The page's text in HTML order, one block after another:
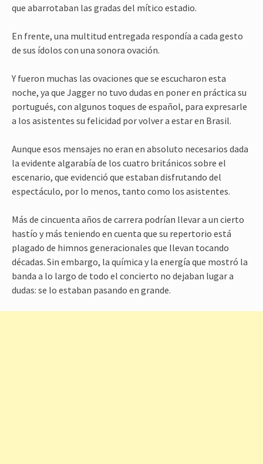
que abarrotaban las gradas del mítico estadio.
En frente, una multitud entregada respondía a cada gesto
de sus ídolos con una sonora ovación.
Y fueron muchas las ovaciones que se escucharon esta
noche, ya que Jagger no tuvo dudas en poner en práctica su
portugués, con algunos toques de español, para expresarle
a los asistentes su felicidad por volver a estar en Brasil.
Aunque esos mensajes no eran en absoluto necesarios dada
la evidente algarabía de los cuatro británicos sobre el
escenario, que evidenció que estaban disfrutando del
espectáculo, por lo menos, tanto como los asistentes.
Más de cincuenta años de carrera podrían llevar a un cierto
hastío y más teniendo en cuenta que su repertorio está
plagado de himnos generacionales que llevan tocando
décadas. Sin embargo, la química y la energía que mostró la
banda a lo largo de todo el concierto no dejaban lugar a
dudas: se lo estaban pasando en grande.